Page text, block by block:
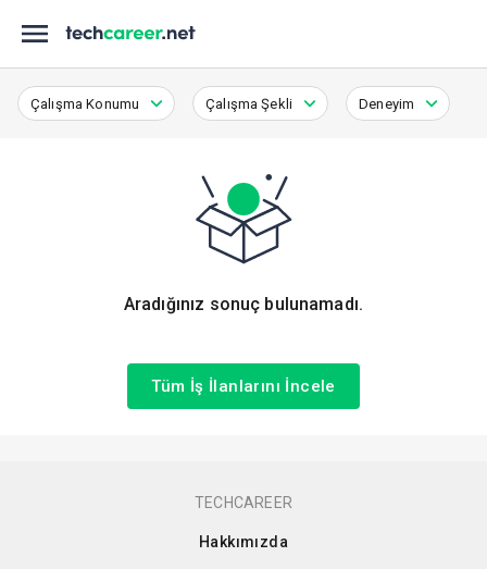
Çalışma Konumu Çalışma Şekli Deneyim
Aradığınız sonuç bulunamadı.
Tüm İş İlanlarını İncele
TECHCAREER
Hakkımızda